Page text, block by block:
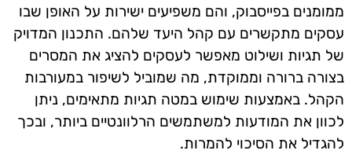
ממומנים בפייסבוק, והם משפיעים ישירות על האופן שבו
עסקים מתקשרים עם קהל היעד שלהם. התכנון המדויק
של תגיות ושילוט מאפשר לעסקים להציג את המסרים
בצורה ברורה וממוקדת, מה שמוביל לשיפור במעורבות
הקהל. באמצעות שימוש במטה תגיות מתאימים, ניתן
לכוון את המודעות למשתמשים הרלוונטיים ביותר, ובכך
להגדיל את הסיכוי להמרות.